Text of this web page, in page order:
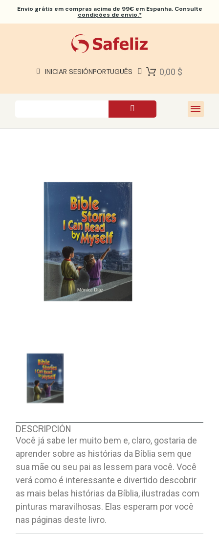
Envio grátis em compras acima de 99€ em Espanha. Consulte
condições de envio.*
INICIAR SESIÓNPORTUGUÊS 0,00 $
SOBRE NÓS
DESCRIPCIÓN
Você já sabe ler muito bem e, claro, gostaria de
aprender sobre as histórias da Bíblia sem que
sua mãe ou seu pai as lessem para você. Você
verá como é interessante e divertido descobrir
as mais belas histórias da Bíblia, ilustradas com
pinturas maravilhosas. Elas esperam por você
nas páginas deste livro.